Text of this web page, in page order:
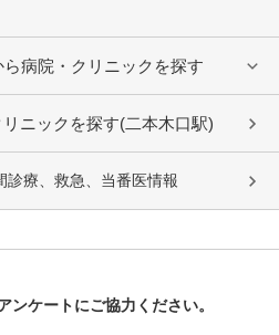
病院・クリニックを探す
ニックを探す(二本木口駅)
診療、救急、当番医情報
ンケートにご協力ください。